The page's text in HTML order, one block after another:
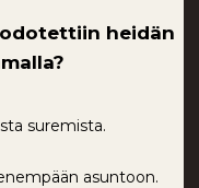
heidän
suremista.
asuntoon.